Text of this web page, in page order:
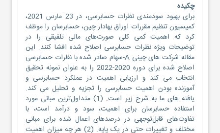
چکیده
برای بهبود سودمندی نظرات حسابرسی، در 23 مارس 2021،
کمیسیون تنظیم مقررات اوراق بهادار چین، حسابرسان را موظف
کرد که اهمیت کمی کلی صورت‌های مالی تلفیقی را در
توضیحات ویژه نظرات حسابرسی اصلاح شده افشا کنند. این
مقاله شرکت های چینی A-سهام صادر شده با نظرات حسابرسی
اصلاح شده برای دوره 2020-2022 را به عنوان نمونه تحقیق
انتخاب می کند و ارزیابی اهمیت در عملکرد حسابرسی و
آموزنده بودن اهمیت حسابرسی را تجزیه و تحلیل می کند.
یافته های ما به شرح زیر است. (1) متداول‌ترین مبانی مورد
استفاده حسابرسان برای اهمیت، سود و درآمد است، با
تفاوت‌های قابل‌توجهی در درصدهای اعمال شده برای مبانی
مختلف و تغییرات حتی در یک پایه. (2) هر چه میزان اهمیت